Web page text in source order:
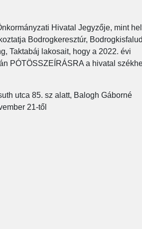
Hivatal Jegyzője, mint
Bodrogkeresztúr,
Taktabáj lakosait, hogy a 2022. évi
PÓTÖSSZEÍRÁSRA a hivatal
utca 85. sz alatt, Balogh Gáborné
21-től